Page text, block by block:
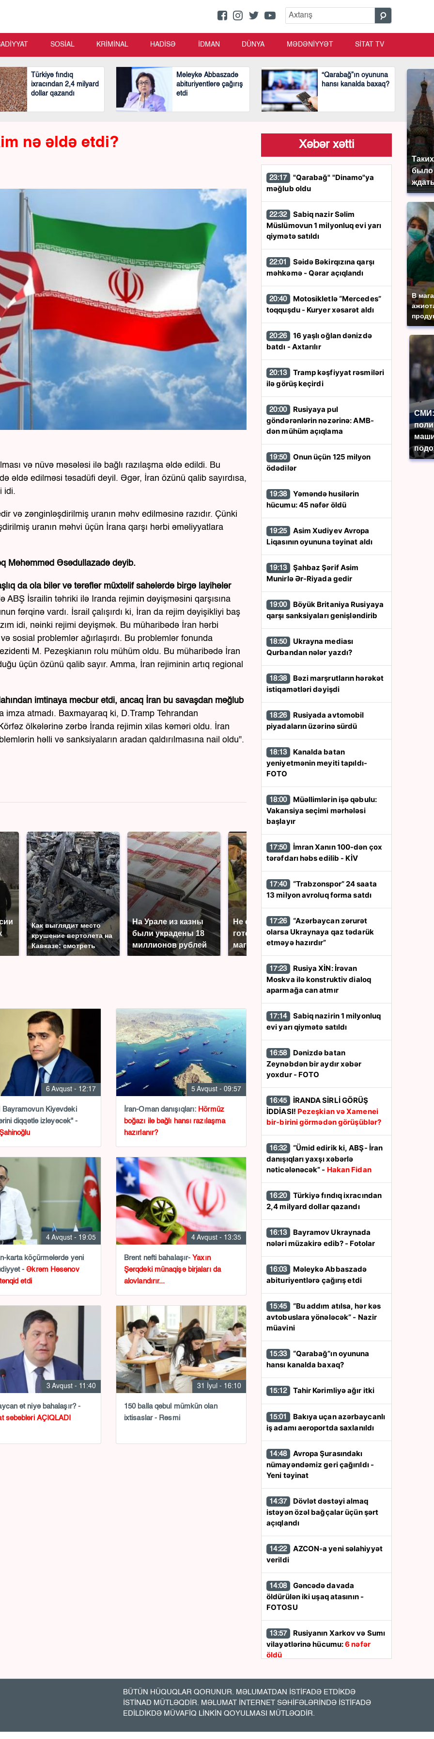
было
В
СМИ:
SOSİAL KRİMİNAL HADİSƏ İDMAN DÜNYA MƏDƏNİYYƏT SİTAT TV
Türkiyə fındıq
ixracından 2,4 milyard
dollar qazandı
Məleykə Abbaszadə
abituriyentlərə çağırış
etdi
“Qarabağ”ın oyununa
hansı kanalda baxaq?
nə əldə etdi?
və nüvə məsələsi ilə bağlı razılaşma əldə edildi. Bu
əldə edilməsi təsadüfi deyil. Əgər, İran özünü qalib sayırdısa,
idi.
və zənginləşdirilmiş uranın məhv edilməsinə razıdır. Çünki
uranın məhvi üçün İrana qarşı hərbi əməliyyatlara
Məhəmməd Əsədullazadə deyib.
da ola bilər və tərəflər müxtəlif sahələrdə birgə layihələr
ABŞ İsrailin təhriki ilə Iranda rejimin dəyişməsini qarşısına
fərqinə vardı. İsrail çalışırdı ki, İran da rejim dəyişikliyi baş
idi, nəinki rejimi deyişmək. Bu müharibədə İran hərbi
sosial problemlər ağırlaşırdı. Bu problemlər fonunda
M. Pezeşkianın rolu mühüm oldu. Bu müharibədə İran
üçün özünü qalib sayır. Amma, İran rejiminin artıq regional
imtinaya məcbur etdi, ancaq İran bu savaşdan məğlub
imza atmadı. Baxmayaraq ki, D.Tramp Tehrandan
ölkələrinə zərbə İranda rejimin xilas kəməri oldu. İran
həlli və sanksiyaların aradan qaldırılmasına nail oldu".
Как выглядит место
крушение вертолета на
Кавказе: смотреть
На Урале из казны
были украдены 18
миллионов рублей
Не ешьте эту
готовую еду из
магазина: список
В ОАЭ произошло
жестокое убийство
6 Avqust - 12:17
Bayramovun Kiyevdəki
diqqətlə izləyəcək" -
5 Avqust - 09:57
İran-Oman danışıqları: Hörmüz
boğazı ilə bağlı hansı razılaşma
hazırlanır?
4 Avqust - 19:05
karta köçürmələrdə yeni
-Əkrəm Həsənov
etdi
4 Avqust - 13:35
Brent nefti bahalaşır- Yaxın
Şərqdəki münaqişə birjaları da
alovlandırır...
3 Avqust - 11:40
ət niyə bahalaşır? -
səbəbləri AÇIQLADI
31 İyul - 16:10
150 balla qəbul mümkün olan
ixtisaslar - Rəsmi
Xəbər xətti
23:17
məğlub oldu
22:32
Müslümovun 1 milyonluq evi yarı
qiymətə satıldı
22:01
məhkəmə - Qərar açıqlandı
20:40
toqquşdu - Kuryer xəsarət aldı
20:26
batdı - Axtarılır
20:13
ilə görüş keçirdi
20:00
göndərənlərin nəzərinə: AMB-
dən mühüm açıqlama
19:50
ödədilər
19:38
hücumu: 45 nəfər öldü
19:25
Liqasının oyununa təyinat aldı
19:13
Munirlə Ər-Riyada gedir
19:00
qarşı sanksiyaları genişləndirib
18:50
Qurbandan nələr yazdı?
18:38
istiqamətləri dəyişdi
18:26
piyadaların üzərinə sürdü
18:13
yeniyetmənin meyiti tapıldı-
FOTO
18:00
Vakansiya seçimi mərhələsi
başlayır
17:50
tərəfdarı həbs edilib - KİV
17:40
13 milyon avroluq forma satdı
17:26
olarsa Ukraynaya qaz tədarük
etməyə hazırdır”
17:23
Moskva ilə konstruktiv dialoq
aparmağa can atmır
17:14
evi yarı qiymətə satıldı
16:58
Zeynəbdən bir aydır xəbər
yoxdur - FOTO
16:45
İDDİASI! Pezeşkian və Xamenei
bir-birini görmədən görüşüblər?
16:32
danışıqları yaxşı xəbərlə
nəticələnəcək” - Hakan Fidan
16:20
2,4 milyard dollar qazandı
16:13
nələri müzakirə edib? - Fotolar
16:03
abituriyentlərə çağırış etdi
15:45
avtobuslara yönələcək” - Nazir
müavini
15:33
hansı kanalda baxaq?
15:12 Tahir Kərimliyə ağır itki
15:01
iş adamı aeroportda saxlanıldı
14:48
nümayəndəmiz geri çağırıldı -
Yeni təyinat
14:37
istəyən özəl bağçalar üçün şərt
açıqlandı
14:22
verildi
14:08
öldürülən iki uşaq atasının -
FOTOSU
13:57
vilayətlərinə hücumu:6 nəfər
öldü
13:48 Ukrayna Rusiyanın
Yaroslavl neft emalı zavodunu
vurdu
BÜTÜN HÜQUQLAR QORUNUR. MƏLUMATDAN İSTİFADƏ ETDİKDƏ
İSTİNAD MÜTLƏQDİR. MƏLUMAT İNTERNET SƏHİFƏLƏRİNDƏ İSTİFADƏ
EDİLDİKDƏ MÜVAFİQ LİNKİN QOYULMASI MÜTLƏQDİR.